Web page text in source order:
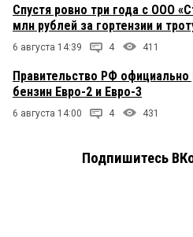
Спустя ровно три года с ООО
млн рублей за гортензии и
6 августа 14:39 4 411
Правительство РФ
бензин Евро-2 и Евро-3
6 августа 14:00 4 431
Подпишитесь